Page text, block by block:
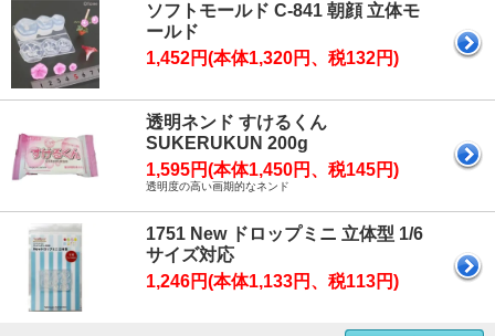
ソフトモールド C-841 朝顔 立体モ
ールド
1,452円(本体1,320円、税132円)
透明ネンド すけるくん
SUKERUKUN 200g
1,595円(本体1,450円、税145円)
透明度の高い画期的なネンド
1751 New ドロップミニ 立体型 1/6
サイズ対応
1,246円(本体1,133円、税113円)